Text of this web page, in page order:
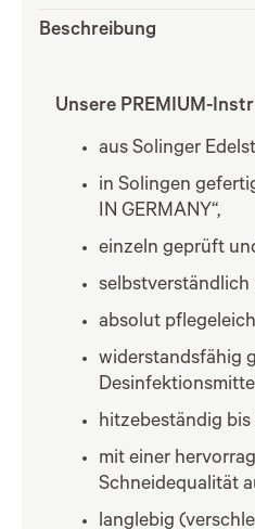
Beschreibung
Unsere PREMIUM-
aus Solinger
in Solingen
IN GERMANY“,
einzeln geprüft
selbstverständlich
absolut
widerstandsfähig
hitzebeständig bis
mit einer
Schneidequalität
langlebig